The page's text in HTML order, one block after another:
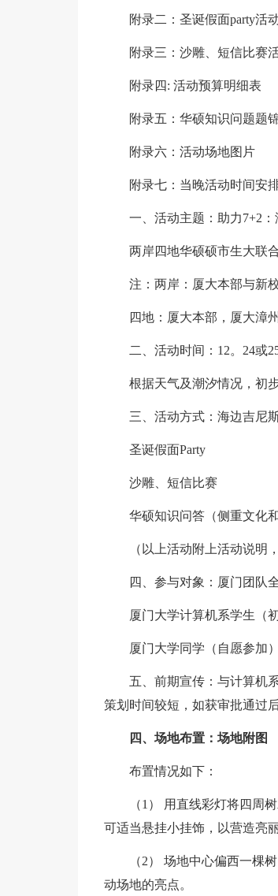
附录二：圣诞假面party活
附录三：沙雕、短信比赛
附录四: 活动预算明细表
附录五：华硕知识问题题
附录六：活动场地图片
附录七：当晚活动时间安
一、活动主题：助力7+2
两岸四地华硕硕市生大联
注：两岸：厦大本部与新
四地：厦大本部，厦大漳
二、活动时间：12。24或
根据天气及潮汐情况，初
三、活动方式：海边吉尼
圣诞假面Party
沙雕、短信比赛
华硕知识问答（侧重文化
（以上活动附上活动说明
四、参与对象：厦门团队
厦门大学计算机系学生（
厦门大学同学（自愿参加）
五、前期宣传：与计算机
策划时间较短，如获审批通过
四、场地布置：场地附图
布置情况如下：
（1） 用直线彩灯将四周
可适当悬挂小挂饰，以营造亮
（2） 场地中心偏西一棵
动场地的亮点。